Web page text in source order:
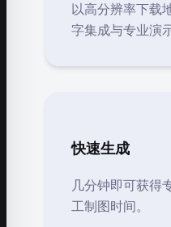
以高分辨率下载
字集成与专业演示
快速生成
几分钟即可获得
工制图时间。